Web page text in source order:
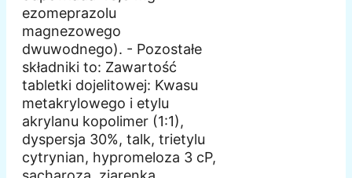
ezomeprazolu
magnezowego
dwuwodnego). - Pozostałe
składniki to: Zawartość
tabletki dojelitowej: Kwasu
metakrylowego i etylu
akrylanu kopolimer (1:1),
dyspersja 30%, talk, trietylu
cytrynian, hypromeloza 3 cP,